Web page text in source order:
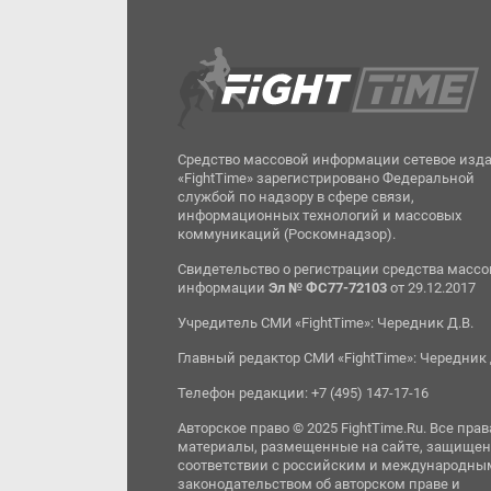
Средство массовой информации сетевое
«FightTime» зарегистрировано Федеральной
службой по надзору в сфере связи,
информационных технологий и массовых
коммуникаций (Роскомнадзор).
Свидетельство о регистрации средства
информацииЭл № ФС77-72103 от 29.12.2017
Учредитель СМИ «FightTime»: Чередник Д.В.
Главный редактор СМИ «FightTime»: Чередник
Телефон редакции: +7 (495) 147-17-16
Авторское право © 2025 FightTime.Ru. Все
материалы, размещенные на сайте,
соответствии с российским и
законодательством об авторском праве и